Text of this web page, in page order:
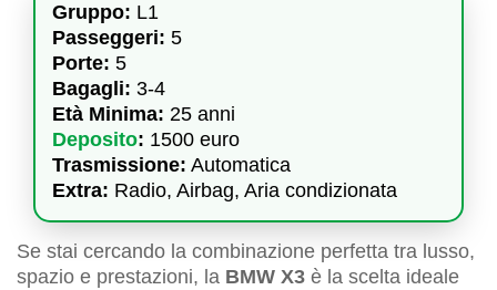
Gruppo: L1
Passeggeri: 5
Porte: 5
Bagagli: 3-4
Età Minima: 25 anni
Deposito: 1500 euro
Trasmissione: Automatica
Extra: Radio, Airbag, Aria condizionata
Se stai cercando la combinazione perfetta tra lusso,
spazio e prestazioni, la BMW X3 è la scelta ideale